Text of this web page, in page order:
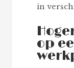
in
op